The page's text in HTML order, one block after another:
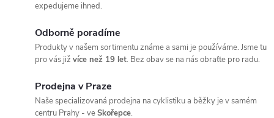
expedujeme ihned.
Odborně poradíme
Produkty v našem sortimentu známe a sami je používáme. Jsme tu
pro vás již více než 19 let. Bez obav se na nás obraťte pro radu.
Prodejna v Praze
Naše specializovaná prodejna na cyklistiku a běžky je v samém
centru Prahy - veSkořepce.